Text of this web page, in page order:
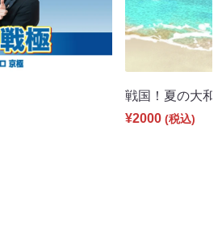
戦国！夏の大
¥2000 (税込)